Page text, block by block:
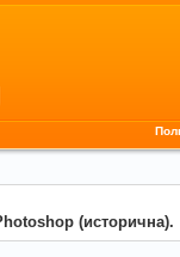
(исторична).